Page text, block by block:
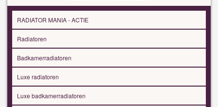
RADIATOR MANIA - ACTIE
Radiatoren
Badkamerradiatoren
Luxe radiatoren
Luxe badkamerradiatoren